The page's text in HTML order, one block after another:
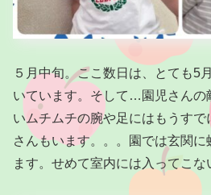
５月中旬。ここ数日は、とても5
いています。そして…園児さんの
いムチムチの腕や足にはもうす
さんもいます。。。園では玄関
ます。せめて室内には入ってこな